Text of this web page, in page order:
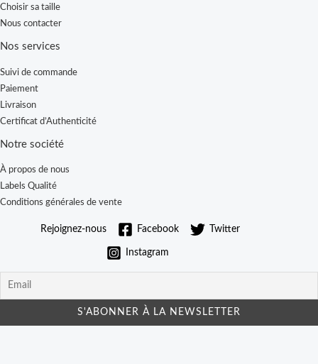
Choisir sa taille
Nous contacter
Nos services
Suivi de commande
Paiement
Livraison
Certificat d’Authenticité
Notre société
À propos de nous
Labels Qualité
Conditions générales de vente
Rejoignez-nous Facebook Twitter
Instagram